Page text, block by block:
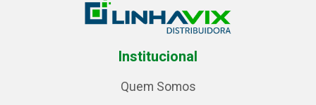
Institucional
Quem Somos